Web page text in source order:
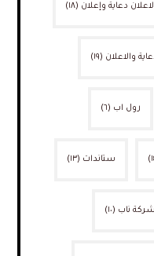
دعاية وإعلان (١٨)
والاعلان (١٩)
رول اب (٦)
ستاندات (١٣)
ناب (١٠)